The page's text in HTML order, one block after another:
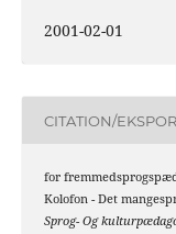
2001-02-01
CITATION/
for
Kolofon - Det
Sprog- Og